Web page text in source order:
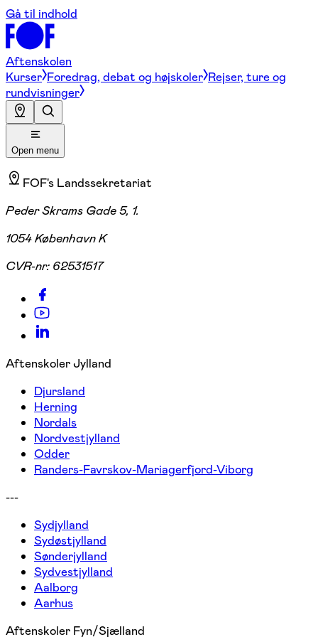
Gå til indhold
Aftenskolen
Kurser Foredrag, debat og højskoler Rejser, ture og
rundvisninger
Open menu
FOF's Landssekretariat
Peder Skrams Gade 5, 1.
1054 København K
CVR-nr: 62531517
Aftenskoler Jylland
Djursland
Herning
Nordals
Nordvestjylland
Odder
Randers-Favrskov-Mariagerfjord-Viborg
---
Sydjylland
Sydøstjylland
Sønderjylland
Sydvestjylland
Aalborg
Aarhus
Aftenskoler Fyn/Sjælland